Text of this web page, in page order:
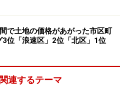
間で土地の価格があがった市区町
3位「浪速区」2位「北区」1位
連するテーマ